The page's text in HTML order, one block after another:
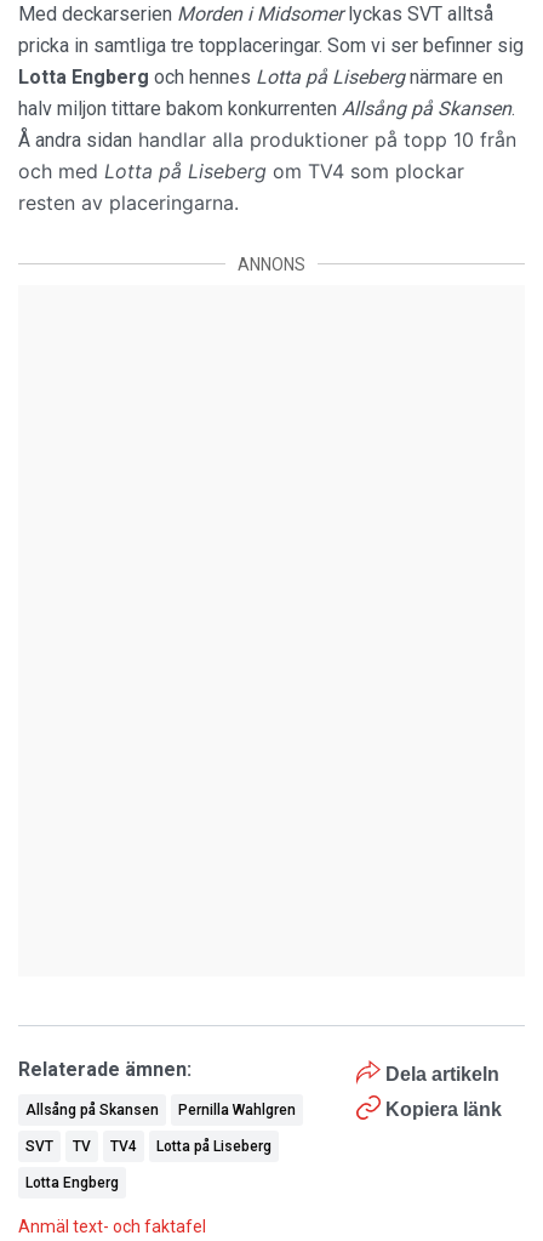
Med deckarserien Morden i Midsomerlyckas SVT alltså
pricka in samtliga tre topplaceringar. Som vi ser befinner sig
Lotta Engberg och hennes Lotta på Lisebergnärmare en
halv miljon tittare bakom konkurrenten Allsång på Skansen.
Å andra sidan handlar alla produktioner på topp 10 från
och med Lotta på Liseberg om TV4 som plockar
resten av placeringarna.
ANNONS
Dela artikeln
Kopiera länk
Relaterade ämnen:
Allsång på Skansen Pernilla Wahlgren
SVT TV TV4 Lotta på Liseberg
Lotta Engberg
Anmäl text- och faktafel